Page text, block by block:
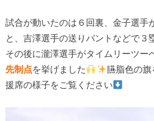
試合が動いたのは６回裏、金子選手
と、吉澤選手の送りバントなどで３
その後に瀧澤選手がタイムリーツー
先制点を挙げました
臙脂色の
援席の様子をご覧ください